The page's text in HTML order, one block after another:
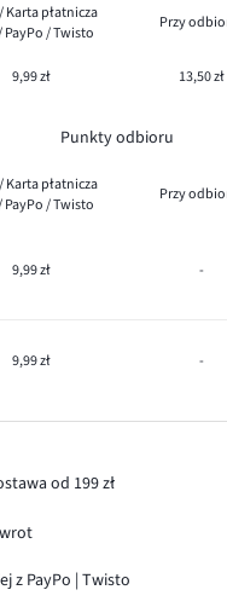
Karta płatnicza
PayPo / Twisto
Przy
9,99 zł 13,50 zł
Punkty odbioru
Karta płatnicza
PayPo / Twisto
Przy
9,99 zł -
9,99 zł -
od 199 zł
z PayPo | Twisto